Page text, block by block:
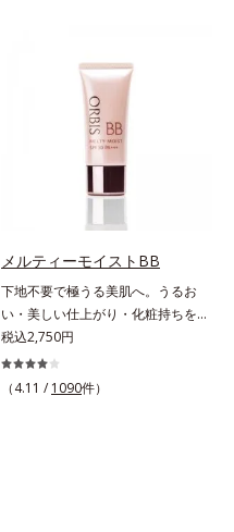
メルティーモイストBB
下地不要で極うる美肌へ。うるお
い・美しい仕上がり・化粧持ちを実
現。美容液製法の極上BBクリー
ム。ファンデーションに美容成分を
加える一般的な製法ではなく、美容
税込2,750円
（4.11 / 1090件）